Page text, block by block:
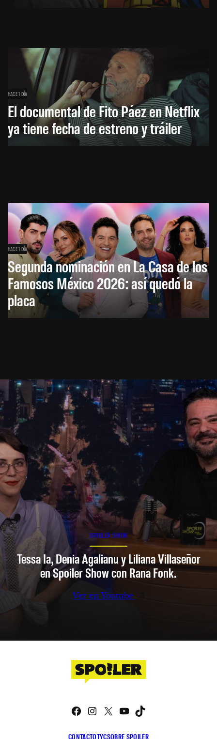
HACE 1 DÍA
El documental de Fito Páez en Netflix
ya tiene fecha de estreno y tráiler
HACE 1 DÍA
Segunda nominación en La Casa de los
Famosos México 2026: así quedó la
placa
SPOILER SHOW
Tessa Ia, Denia Agalianu y Liliana Villaseñor
en Spoiler Show con Rana Fonk.
Ver en Youtube
CONTACTOTYCSOBRE SPOILER
Facebook
Instagram
X YouTube